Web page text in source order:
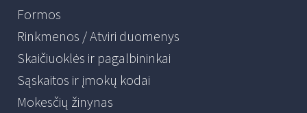
Formos
Rinkmenos / Atviri duomenys
Skaičiuoklės ir pagalbininkai
Sąskaitos ir įmokų kodai
Mokesčių žinynas